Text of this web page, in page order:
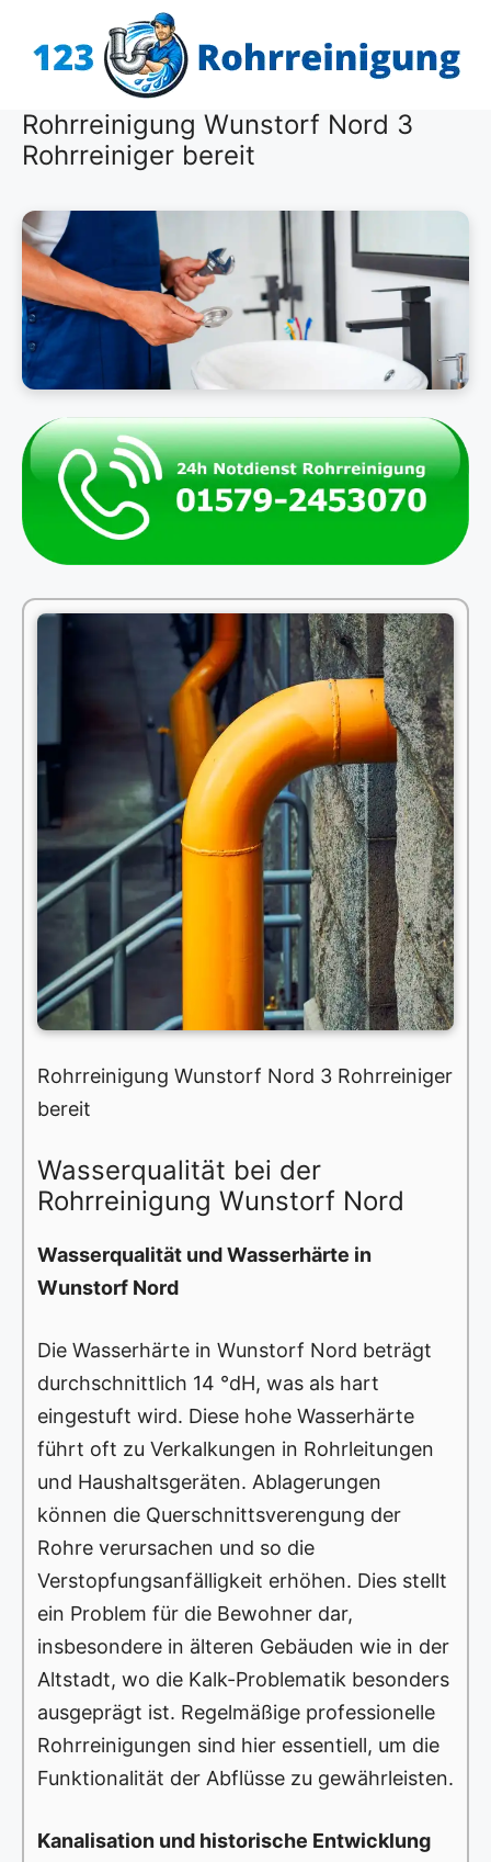
Inhalt
Rohrreinigung Wunstorf Nord 3
Rohrreiniger bereit
Rohrreinigung Wunstorf Nord 3 Rohrreiniger
bereit
Wasserqualität bei der
Rohrreinigung Wunstorf Nord
Wasserqualität und Wasserhärte in
Wunstorf Nord
Die Wasserhärte in Wunstorf Nord beträgt
durchschnittlich 14 °dH, was als hart
eingestuft wird. Diese hohe Wasserhärte
führt oft zu Verkalkungen in Rohrleitungen
und Haushaltsgeräten. Ablagerungen
können die Querschnittsverengung der
Rohre verursachen und so die
Verstopfungsanfälligkeit erhöhen. Dies stellt
ein Problem für die Bewohner dar,
insbesondere in älteren Gebäuden wie in der
Altstadt, wo die Kalk-Problematik besonders
ausgeprägt ist. Regelmäßige professionelle
Rohrreinigungen sind hier essentiell, um die
Funktionalität der Abflüsse zu gewährleisten.
Kanalisation und historische Entwicklung